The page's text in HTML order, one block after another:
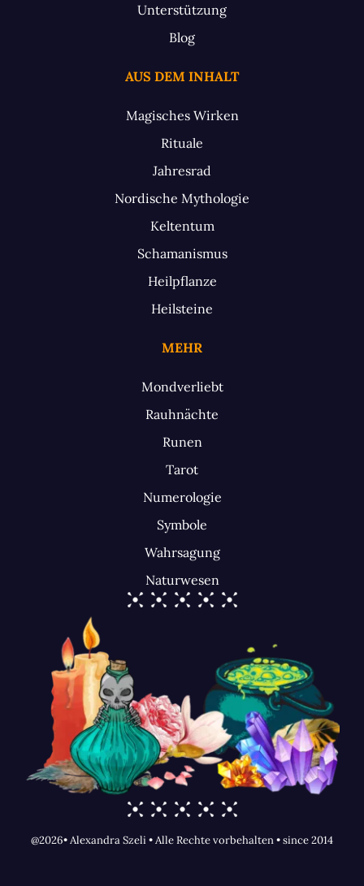
Unterstützung
Blog
AUS DEM INHALT
Magisches Wirken
Rituale
Jahresrad
Nordische Mythologie
Keltentum
Schamanismus
Heilpflanze
Heilsteine
MEHR
Mondverliebt
Rauhnächte
Runen
Tarot
Numerologie
Symbole
Wahrsagung
Naturwesen
@2026• Alexandra Szeli • Alle Rechte vorbehalten • since 2014